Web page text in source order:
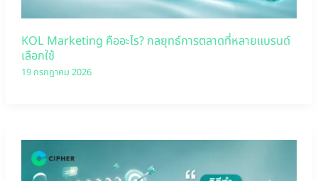
KOL Marketing คืออะไร? กลยุทธ์การตลาดที่หลายแบรนด์
เลือกใช้
19 กรกฎาคม 2026